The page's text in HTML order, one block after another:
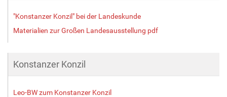
"Konstanzer Konzil" bei der Landeskunde
Materialien zur Großen Landesausstellung pdf
Konstanzer Konzil
Leo-BW zum Konstanzer Konzil